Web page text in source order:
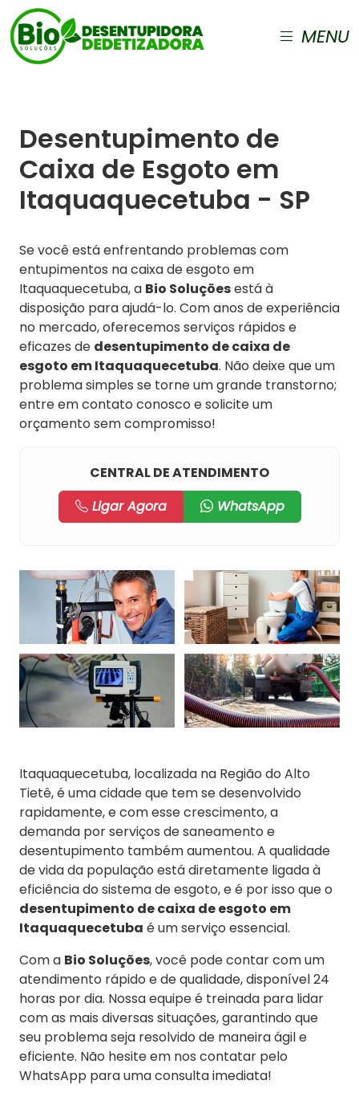
MENU
Desentupimento de
Caixa de Esgoto em
Itaquaquecetuba - SP
Se você está enfrentando problemas com
entupimentos na caixa de esgoto em
Itaquaquecetuba, a Bio Soluçõesestá à
disposição para ajudá-lo. Com anos de experiência
no mercado, oferecemos serviços rápidos e
eficazes de desentupimento de caixa de
esgoto em Itaquaquecetuba. Não deixe que um
problema simples se torne um grande transtorno;
entre em contato conosco e solicite um
orçamento sem compromisso!
CENTRAL DE ATENDIMENTO
Ligar Agora
WhatsApp
Itaquaquecetuba, localizada na Região do Alto
Tietê, é uma cidade que tem se desenvolvido
rapidamente, e com esse crescimento, a
demanda por serviços de saneamento e
desentupimento também aumentou. A qualidade
de vida da população está diretamente ligada à
eficiência do sistema de esgoto, e é por isso que o
desentupimento de caixa de esgoto em
Itaquaquecetuba é um serviço essencial.
Com a Bio Soluções, você pode contar com um
atendimento rápido e de qualidade, disponível 24
horas por dia. Nossa equipe é treinada para lidar
com as mais diversas situações, garantindo que
seu problema seja resolvido de maneira ágil e
eficiente. Não hesite em nos contatar pelo
WhatsApp para uma consulta imediata!